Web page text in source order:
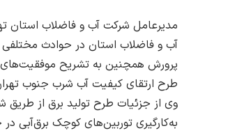
مدیرعامل شرکت آب و فاضلاب استان
آب و فاضلاب استان در حوادث
پرورش همچنین به تشریح موفقیت‌های
طرح ارتقای کیفیت آب شرب جنوب
وی از جزئیات طرح تولید برق از
به‌کارگیری توربین‌های کوچک برق‌آبی